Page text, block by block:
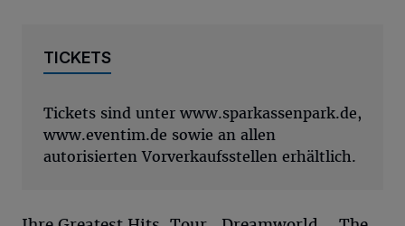
TICKETS
Tickets sind unter www.sparkassenpark.de,
www.eventim.de sowie an allen
autorisierten Vorverkaufsstellen erhältlich.